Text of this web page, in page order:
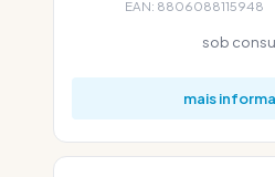
EAN: 8806088115948
sob
mais